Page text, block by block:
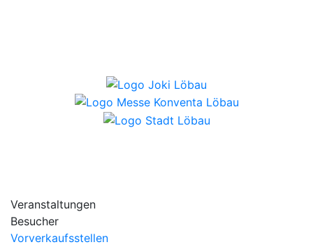
Veranstaltungen
Besucher
Vorverkaufsstellen